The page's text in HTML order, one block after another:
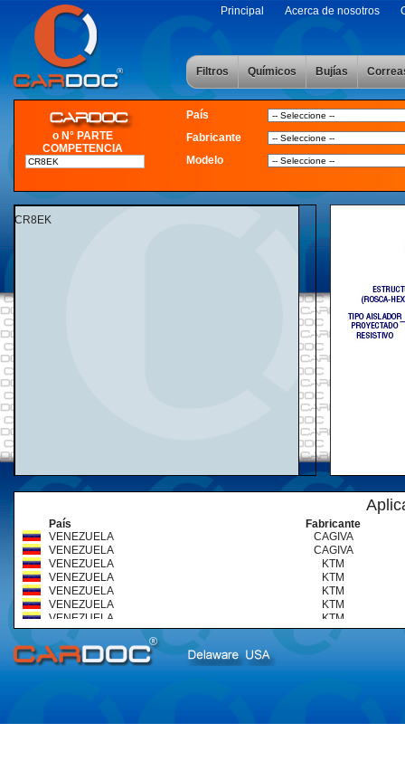
Principal Acerca de nosotros
Filtros Químicos Bujías
o N° PARTE
COMPETENCIA
País
Fabricante
Modelo
CR8EK
País
Fabricante
VENEZUELA
CAGIVA
VENEZUELA
CAGIVA
VENEZUELA
KTM
VENEZUELA
KTM
VENEZUELA
KTM
VENEZUELA
KTM
VENEZUELA
KTM
VENEZUELA
SUZUKI
VENEZUELA
SUZUKI